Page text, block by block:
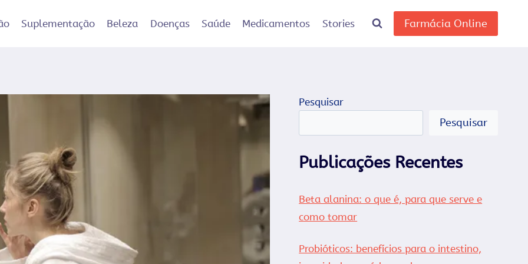
Suplementação Beleza Doenças Saúde Medicamentos Stories Farmácia Online
Pesquisar
Pesquisar
Publicações Recentes
Beta alanina: o que é, para que serve e
como tomar
Probióticos: benefícios para o intestino,